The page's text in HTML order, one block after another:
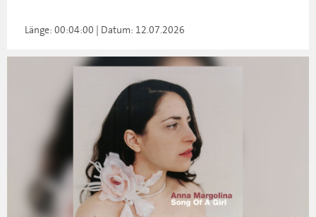
Länge: 00:04:00 | Datum: 12.07.2026